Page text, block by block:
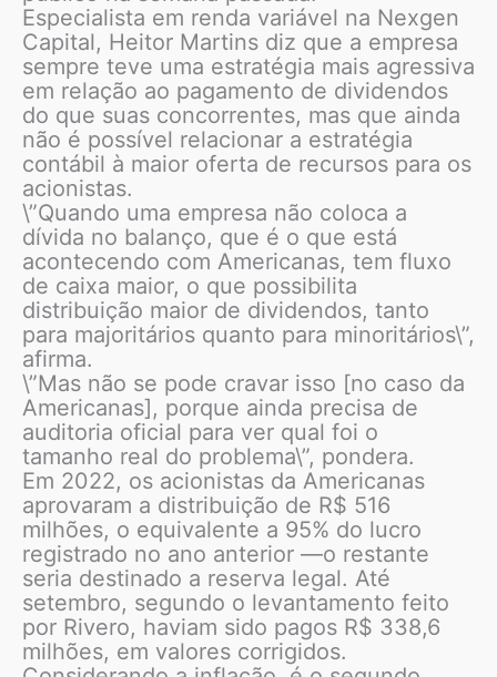
Especialista em renda variável na Nexgen
Capital, Heitor Martins diz que a empresa
sempre teve uma estratégia mais agressiva
em relação ao pagamento de dividendos
do que suas concorrentes, mas que ainda
não é possível relacionar a estratégia
contábil à maior oferta de recursos para os
acionistas.
\”Quando uma empresa não coloca a
dívida no balanço, que é o que está
acontecendo com Americanas, tem fluxo
de caixa maior, o que possibilita
distribuição maior de dividendos, tanto
para majoritários quanto para minoritários\”,
afirma.
\”Mas não se pode cravar isso [no caso da
Americanas], porque ainda precisa de
auditoria oficial para ver qual foi o
tamanho real do problema\”, pondera.
Em 2022, os acionistas da Americanas
aprovaram a distribuição de R$ 516
milhões, o equivalente a 95% do lucro
registrado no ano anterior —o restante
seria destinado a reserva legal. Até
setembro, segundo o levantamento feito
por Rivero, haviam sido pagos R$ 338,6
milhões, em valores corrigidos.